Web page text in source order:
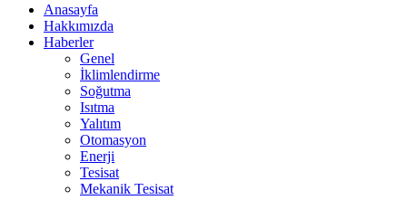
Anasayfa
Hakkımızda
Haberler
Genel
İklimlendirme
Soğutma
Isıtma
Yalıtım
Otomasyon
Enerji
Tesisat
Mekanik Tesisat